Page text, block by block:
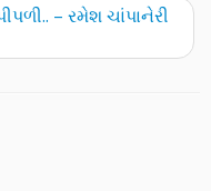
– રમેશ ચાંપાનેરી